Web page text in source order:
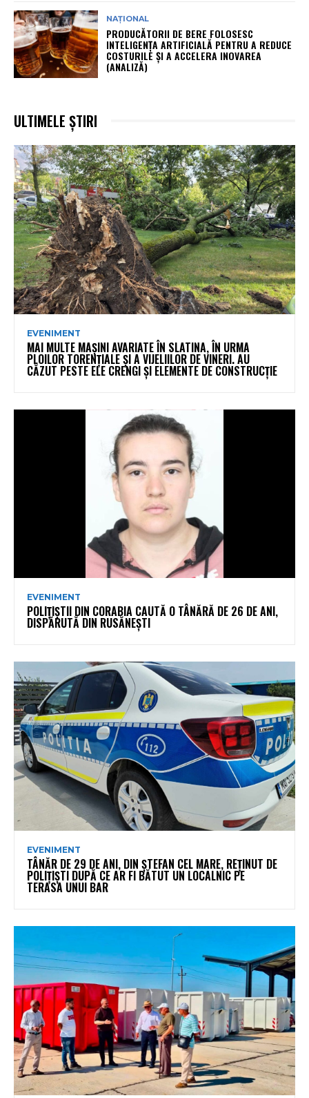
NAȚIONAL
PRODUCĂTORII DE BERE FOLOSESC
INTELIGENȚA ARTIFICIALĂ PENTRU A REDUCE
COSTURILE ȘI A ACCELERA INOVAREA
(ANALIZĂ)
ULTIMELE ȘTIRI
EVENIMENT
MAI MULTE MAȘINI AVARIATE ÎN SLATINA, ÎN URMA
PLOILOR TORENȚIALE ȘI A VIJELIILOR DE VINERI. AU
CĂZUT PESTE ELE CRENGI ȘI ELEMENTE DE CONSTRUCȚIE
EVENIMENT
POLIȚIȘTII DIN CORABIA CAUTĂ O TÂNĂRĂ DE 26 DE ANI,
DISPĂRUTĂ DIN RUSĂNEȘTI
EVENIMENT
TÂNĂR DE 29 DE ANI, DIN ȘTEFAN CEL MARE, REȚINUT DE
POLIȚIȘTI DUPĂ CE AR FI BĂTUT UN LOCALNIC PE
TERASA UNUI BAR